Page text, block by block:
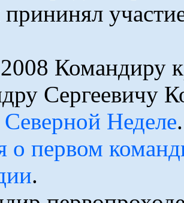
прининял
Командиру
Сергеевичу
Северной Неделе.
о первом
.